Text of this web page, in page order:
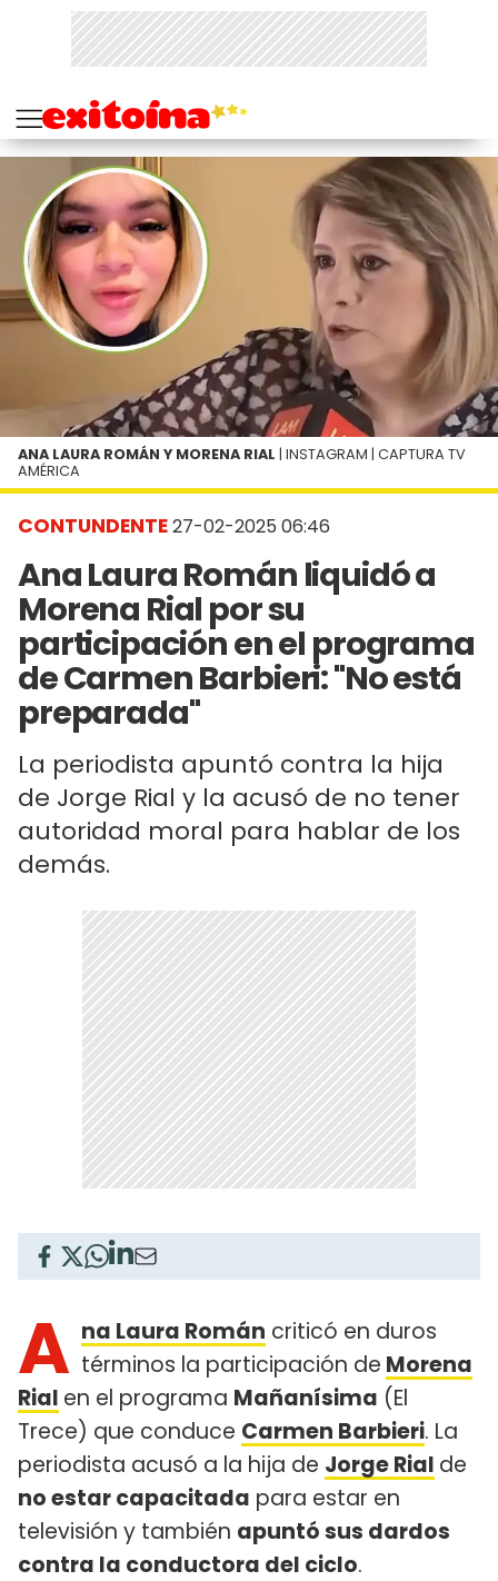
CONTUNDENTE27-02-2025 06:46
Ana Laura Román liquidó a
Morena Rial por su
participación en el programa
de Carmen Barbieri: "No está
preparada"
La periodista apuntó contra la hija
de Jorge Rial y la acusó de no tener
autoridad moral para hablar de los
demás.
ANA LAURA ROMÁN Y MORENA RIAL | INSTAGRAM | CAPTURA TV
AMÉRICA
A na Laura Román criticó en duros
términos la participación de Morena
Rial en el programa Mañanísima (El
Trece) que conduce Carmen Barbieri. La
periodista acusó a la hija de Jorge Rial de
no estar capacitada para estar en
televisión y también apuntó sus dardos
contra la conductora del ciclo.